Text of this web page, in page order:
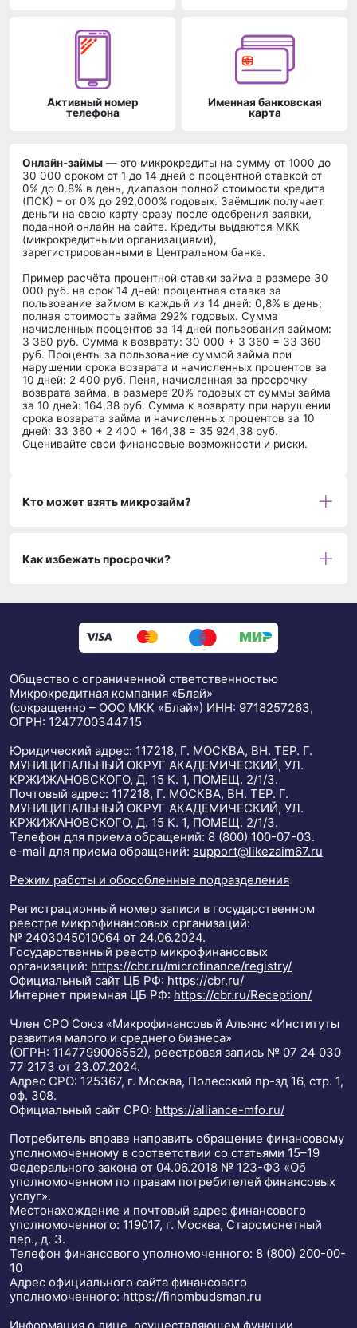
Активный номер
телефона
Именная банковская
карта
Онлайн-займы — это микрокредиты на сумму от 1000 до
30 000 сроком от 1 до 14 дней c процентной ставкой от
0% до 0.8% в день, диапазон полной стоимости кредита
(ПСК) – от 0% до 292,000% годовых. Заёмщик получает
деньги на свою карту сразу после одобрения заявки,
поданной онлайн на сайте. Кредиты выдаются МКК
(микрокредитными организациями),
зарегистрированными в Центральном банке.
Пример расчёта процентной ставки займа в размере 30
000 руб. на срок 14 дней: процентная ставка за
пользование займом в каждый из 14 дней: 0,8% в день;
полная стоимость займа 292% годовых. Сумма
начисленных процентов за 14 дней пользования займом:
3 360 руб. Сумма к возврату: 30 000 + 3 360 = 33 360
руб. Проценты за пользование суммой займа при
нарушении срока возврата и начисленных процентов за
10 дней: 2 400 руб. Пеня, начисленная за просрочку
возврата займа, в размере 20% годовых от суммы займа
за 10 дней: 164,38 руб. Сумма к возврату при нарушении
срока возврата займа и начисленных процентов за 10
дней: 33 360 + 2 400 + 164,38 = 35 924,38 руб.
Оценивайте свои финансовые возможности и риски.
Кто может взять микрозайм?
Как избежать просрочки?
Общество с ограниченной ответственностью
Микрокредитная компания «Блай»
(сокращенно – ООО МКК «Блай») ИНН: 9718257263,
ОГРН: 1247700344715
Юридический адрес: 117218, Г. МОСКВА, ВН. ТЕР. Г.
МУНИЦИПАЛЬНЫЙ ОКРУГ АКАДЕМИЧЕСКИЙ, УЛ.
КРЖИЖАНОВСКОГО, Д. 15 К. 1, ПОМЕЩ. 2/1/3.
Почтовый адрес: 117218, Г. МОСКВА, ВН. ТЕР. Г.
МУНИЦИПАЛЬНЫЙ ОКРУГ АКАДЕМИЧЕСКИЙ, УЛ.
КРЖИЖАНОВСКОГО, Д. 15 К. 1, ПОМЕЩ. 2/1/3.
Телефон для приема обращений: 8 (800) 100-07-03.
е-mail для приема обращений: support@likezaim67.ru
Режим работы и обособленные подразделения
Регистрационный номер записи в государственном
реестре микрофинансовых организаций:
№ 2403045010064 от 24.06.2024.
Государственный реестр микрофинансовых
организаций: https://cbr.ru/microfinance/registry/
Официальный сайт ЦБ РФ: https://cbr.ru/
Интернет приемная ЦБ РФ: https://cbr.ru/Reception/
Член СРО Союз «Микрофинансовый Альянс «Институты
развития малого и среднего бизнеса»
(ОГРН: 1147799006552), реестровая запись № 07 24 030
77 2173 от 23.07.2024.
Адрес СРО: 125367, г. Москва, Полесский пр-зд 16, стр. 1,
оф. 308.
Официальный сайт СРО: https://alliance-mfo.ru/
Потребитель вправе направить обращение финансовому
уполномоченному в соответствии со статьями 15–19
Федерального закона от 04.06.2018 № 123-ФЗ «Об
уполномоченном по правам потребителей финансовых
услуг».
Местонахождение и почтовый адрес финансового
уполномоченного: 119017, г. Москва, Старомонетный
пер., д. 3.
Телефон финансового уполномоченного: 8 (800) 200-00-
10
Адрес официального сайта финансового
уполномоченного: https://finombudsman.ru